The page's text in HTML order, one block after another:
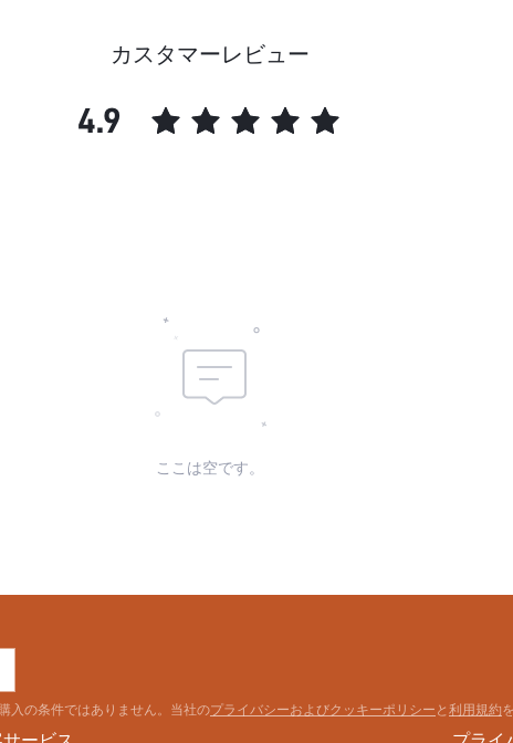
ブラタイプ:
枚数:
裏地レベル:
カスタマーレビュー
4.9
ここは空です。
入の条件ではありません。当社のプライバシーおよびクッキーポリシー と 利用規約